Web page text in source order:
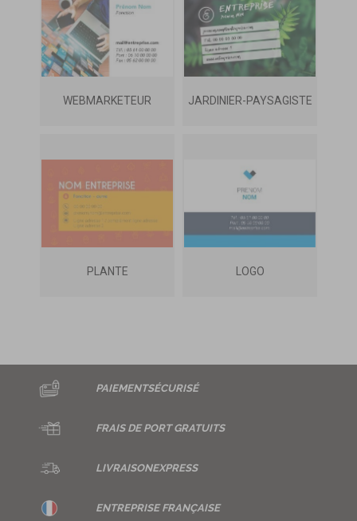
WEBMARKETEUR JARDINIER-PAYSAGISTE
PLANTE LOGO
PAIEMENTSÉCURISÉ
FRAIS DEPORT GRATUITS
LIVRAISONEXPRESS
ENTREPRISEFRANÇAISE